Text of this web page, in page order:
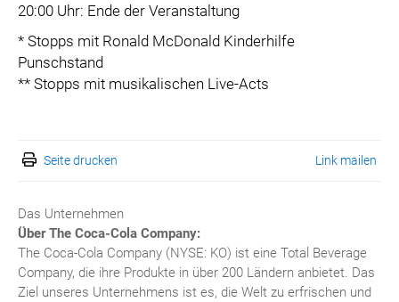
20:00 Uhr: Ende der Veranstaltung
* Stopps mit Ronald McDonald Kinderhilfe
Punschstand
** Stopps mit musikalischen Live-Acts
Seite drucken Link mailen
Das Unternehmen
Über The Coca-Cola Company:
The Coca-Cola Company (NYSE: KO) ist eine Total Beverage
Company, die ihre Produkte in über 200 Ländern anbietet. Das
Ziel unseres Unternehmens ist es, die Welt zu erfrischen und